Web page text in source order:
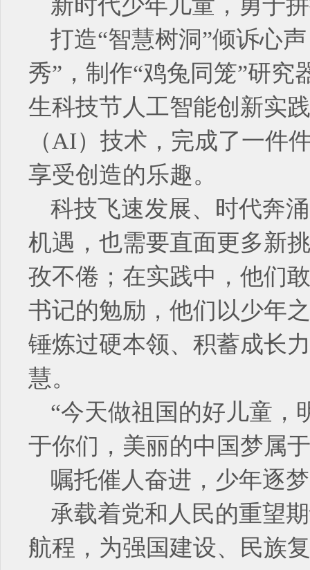
新时代少年儿童，勇于
打造“智慧树洞”倾诉心
秀”，制作“鸡兔同笼”研
生科技节人工智能创新实
（AI）技术，完成了一件
享受创造的乐趣。
科技飞速发展、时代奔
机遇，也需要直面更多新
孜不倦；在实践中，他们
书记的勉励，他们以少年
锤炼过硬本领、积蓄成长
慧。
“今天做祖国的好儿童，
于你们，美丽的中国梦属
嘱托催人奋进，少年逐
承载着党和人民的重望
航程，为强国建设、民族